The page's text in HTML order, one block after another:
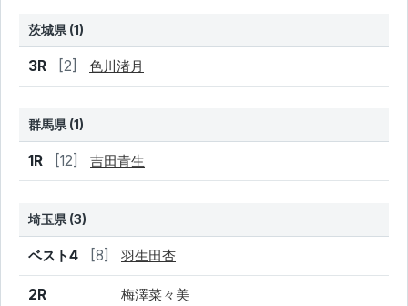
茨城県 (1)
結果 シード 選手名
3R [2] 色川渚月
群馬県 (1)
結果 シード 選手名
1R [12] 吉田青生
埼玉県 (3)
結果 シード 選手名
ベスト4 [8] 羽生田杏
2R 梅澤菜々美